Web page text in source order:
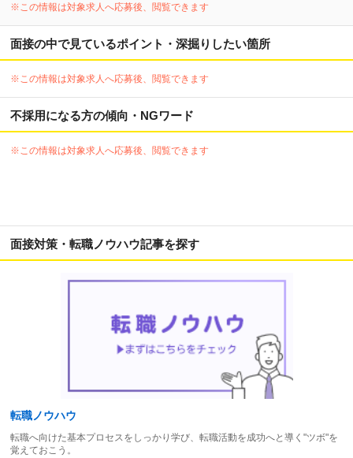
※この情報は対象求人へ応募後、閲覧できます
面接の中で見ているポイント・深掘りしたい箇所
※この情報は対象求人へ応募後、閲覧できます
不採用になる方の傾向・NGワード
※この情報は対象求人へ応募後、閲覧できます
面接対策・転職ノウハウ記事を探す
転職ノウハウ
転職へ向けた基本プロセスをしっかり学び、転職活動を成功へと導く"ツボ"を
覚えておこう。